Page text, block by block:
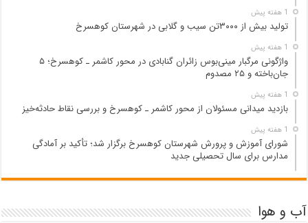
1 هفته پیش
تولید بیش از ۳۰۰۰تن سیب و گلابی در شهرستان کوهسرخ
1 هفته پیش
واژگونی مرگبار مینی‌بوس زائران گنابادی در محور کاشمر ـ کوهسرخ؛ ۵
جان‌باخته و ۲۵ مصدوم
1 هفته پیش
بازدید میدانی مسئولان از محور کاشمر ـ کوهسرخ و بررسی نقاط حادثه‌خیز
1 هفته پیش
شورای آموزش و پرورش شهرستان کوهسرخ برگزار شد؛ تأکید بر آمادگی
مدارس برای سال تحصیلی جدید
آب و هوا